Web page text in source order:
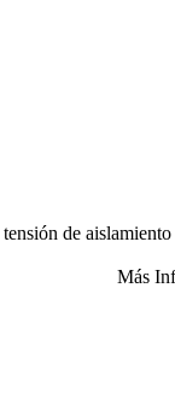
de
Más